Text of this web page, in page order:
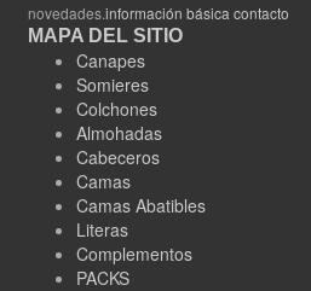
novedades.información básica contacto
MAPA DEL SITIO
Canapes
Somieres
Colchones
Almohadas
Cabeceros
Camas
Camas Abatibles
Literas
Complementos
PACKS